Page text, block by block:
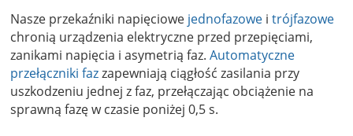
Nasze przekaźniki napięciowe jednofazowe i trójfazowe
chronią urządzenia elektryczne przed przepięciami,
zanikami napięcia i asymetrią faz. Automatyczne
przełączniki fazzapewniają ciągłość zasilania przy
uszkodzeniu jednej z faz, przełączając obciążenie na
sprawną fazę w czasie poniżej 0,5 s.